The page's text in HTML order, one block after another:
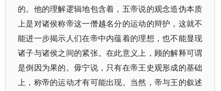
的。他的理解逻辑地包含着，五帝说的观念造伪本质
上是对诸侯称帝这一僭越名分的运动的辩护，这就不
能进一步揭示人们在帝中内蕴着的理想，也不能显现
诸子与诸侯之间的紧张。在此意义上，顾的解释可谓
是倒因为果的。毋宁说，只有在帝王史观形成的基础
上，称帝的运动才有可能出现。当然，帝与王的叙述